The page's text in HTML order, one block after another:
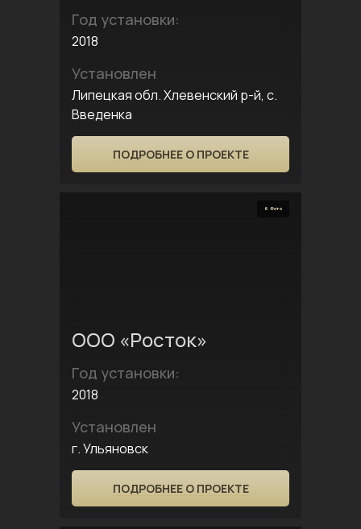
Год установки:
2018
Установлен
Липецкая обл. Хлевенский р-й, с.
Введенка
ПОДРОБНЕЕ О ПРОЕКТЕ
6 Фото
ООО «Росток»
Год установки:
2018
Установлен
г. Ульяновск
ПОДРОБНЕЕ О ПРОЕКТЕ